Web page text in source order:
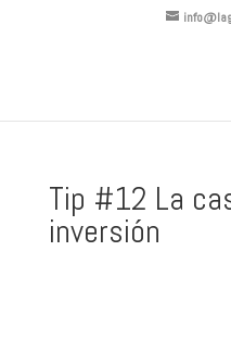
Tip #12 La
inversión